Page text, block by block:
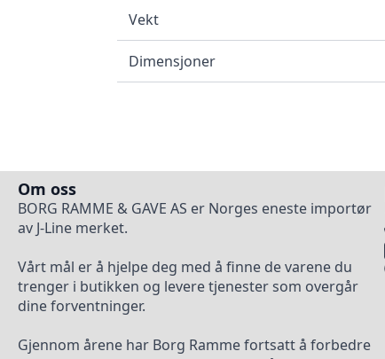
Vekt
Dimensjoner
Om oss
BORG RAMME & GAVE AS er Norges eneste importør
av J-Line merket.
Vårt mål er å hjelpe deg med å finne de varene du
trenger i butikken og levere tjenester som overgår
dine forventninger.
Gjennom årene har Borg Ramme fortsatt å forbedre